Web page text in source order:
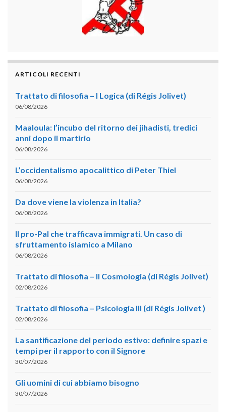
ARTICOLI RECENTI
Trattato di filosofia – I Logica (di Régis Jolivet)
06/08/2026
Maaloula: l’incubo del ritorno dei jihadisti, tredici
anni dopo il martirio
06/08/2026
L’occidentalismo apocalittico di Peter Thiel
06/08/2026
Da dove viene la violenza in Italia?
06/08/2026
Il pro-Pal che trafficava immigrati. Un caso di
sfruttamento islamico a Milano
06/08/2026
Trattato di filosofia – II Cosmologia (di Régis Jolivet)
02/08/2026
Trattato di filosofia – Psicologia III (di Régis Jolivet )
02/08/2026
La santificazione del periodo estivo: definire spazi e
tempi per il rapporto con il Signore
30/07/2026
Gli uomini di cui abbiamo bisogno
30/07/2026